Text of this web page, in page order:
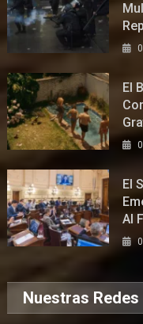
El
El
Al
Nuestras Redes